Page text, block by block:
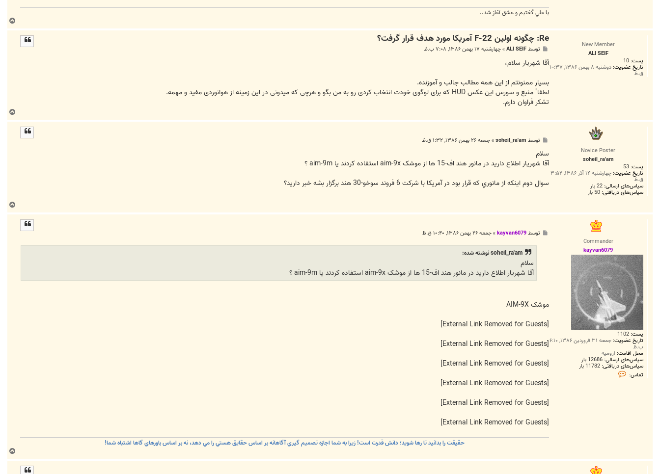
يا علي گفتيم و عشق آغاز شد..
ا
New Member
ALI SEIF
پست: 10
تاریخ عضویت: دوشنبه ۸ بهمن ۱۳۸۶, ۱۰:۳۷
ق.ظ
Re: چگونه اولين F-22 آمريكا مورد هدف قرار گرفت؟
ت
توسطALI SEIF
»چهارشنبه ۱۷ بهمن ۱۳۸۶, ۷:۰۸ ب.ظ
آقا شهریار سلام،
بسیار ممنونتم از این همه مطالب جالب و آموزنده.
لطفا" منبع و سورس این عکس HUD که برای لوگوی خودت انتخاب کردی رو به من بگو و هرچی که میدونی در این زمینه از هوانوردی مفید و مهمه.
تشکر فراوان دارم.
ا
Novice Poster
soheil_ra'am
پست: 53
تاریخ عضویت: چهارشنبه ۱۴ آذر ۱۳۸۶, ۳:۵۲
ق.ظ
سپاس‌های ارسالی: 22 بار
سپاس‌های دریافتی: 50 بار
ت
توسط soheil_ra'am
»جمعه ۲۶ بهمن ۱۳۸۶, ۱:۳۲ ق.ظ
سلام
آقا شهريار اطلاع داريد در مانور هند اف-15 ها از موشک aim-9x استفاده کردند يا aim-9m ؟
سوال دوم اينکه از مانوري که قرار بود در آمريکا با شرکت 6 فروند سوخو-30 هند برگزار بشه خبر داريد؟
ا
Commander
kayvan6079
پست: 1102
تاریخ عضویت: جمعه ۳۱ فروردین ۱۳۸۶, ۶:۱۰
ب.ظ
محل اقامت: ارومیه
سپاس‌های ارسالی: 12686 بار
سپاس‌های دریافتی: 11782 بار
تماس:
ت
توسطkayvan6079
»جمعه ۲۶ بهمن ۱۳۸۶, ۱۰:۴۰ ق.ظ
soheil_ra'am نوشته شده:
سلام
آقا شهريار اطلاع داريد در مانور هند اف-15 ها از موشک aim-9x استفاده کردند يا aim-9m ؟
موشک AIM-9X
[External Link Removed for Guests]
[External Link Removed for Guests]
[External Link Removed for Guests]
[External Link Removed for Guests]
[External Link Removed for Guests]
[External Link Removed for Guests]
حقيقت را بدانيد تا رها شويد؛ دانش قدرت است! زيرا به شما اجازه تصميم گيري آگاهانه بر اساس حقايق هستي را مي دهد، نه بر اساس باورهاي گاها اشتباه شما!
ا